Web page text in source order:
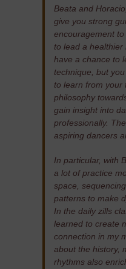
Beata and
give you strong
encouragement
to lead a healthier
have a chance to
technique, but
to learn from your
philosophy
gain insight into
professionally.
aspiring dancers
In particular, with
a lot of practice
space,
patterns to make
In the daily zills
learned to create
connection in my
about the history,
rhythms also